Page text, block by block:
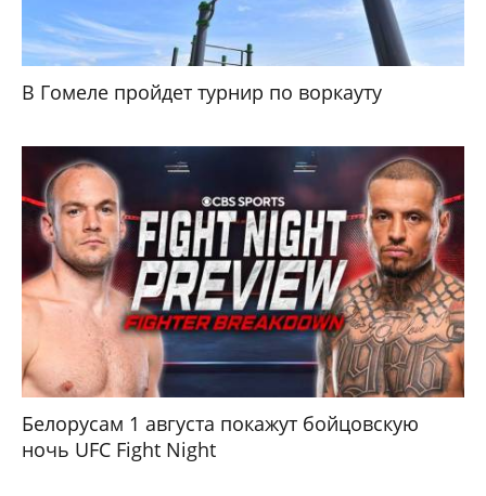
В Гомеле пройдет турнир по воркауту
Белорусам 1 августа покажут бойцовскую
ночь UFC Fight Night